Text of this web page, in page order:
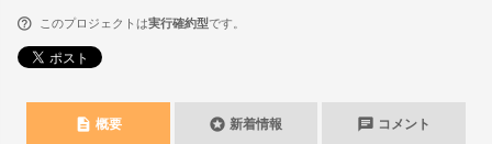
このプロジェクトは実行確約型です。
description 概要 stars 新着情報 chat コメント